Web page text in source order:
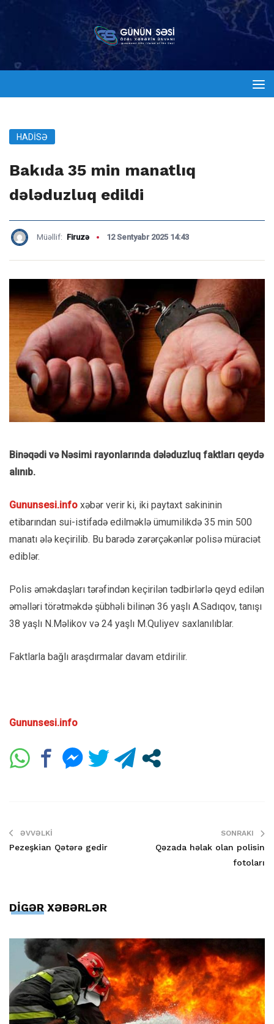
HADISƏ
Bakıda 35 min manatlıq
dələduzluq edildi
Müəllif: Firuzə 12 Sentyabr 2025 14:43
Binəqədi və Nəsimi rayonlarında dələduzluq faktları qeydə
alınıb.
Gununsesi.info xəbər verir ki, iki paytaxt sakininin
etibarından sui-istifadə edilməklə ümumilikdə 35 min 500
manatı ələ keçirilib. Bu barədə zərərçəkənlər polisə müraciət
ediblər.
Polis əməkdaşları tərəfindən keçirilən tədbirlərlə qeyd edilən
əməlləri törətməkdə şübhəli bilinən 36 yaşlı A.Sadıqov, tanışı
38 yaşlı N.Məlikov və 24 yaşlı M.Quliyev saxlanılıblar.
Faktlarla bağlı araşdırmalar davam etdirilir.
Gununsesi.info
ƏVVƏLKI
Pezeşkian Qətərə gedir
SONRAKI
Qəzada həlak olan polisin
fotoları
DİGƏR XƏBƏRLƏR